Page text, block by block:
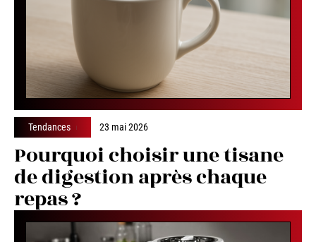
Tendances 23 mai 2026
Pourquoi choisir une tisane
de digestion après chaque
repas ?